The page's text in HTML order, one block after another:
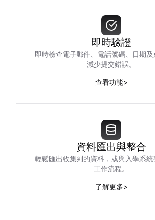
即時驗證
即時檢查電子郵件、電話號碼、日期及
減少提交錯誤。
查看功能>
資料匯出與整合
輕鬆匯出收集到的資料，或與入學系
工作流程。
了解更多>